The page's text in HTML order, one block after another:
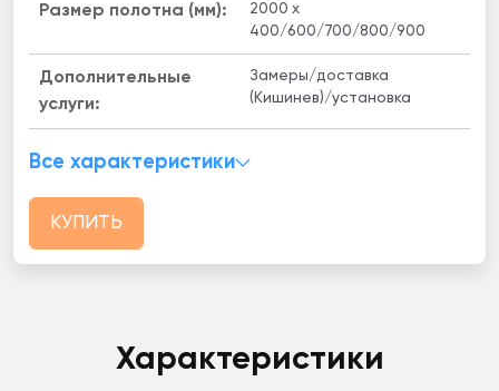
Размер полотна (мм):
2000 x
400/600/700/800/900
Дополнительные
услуги:
Замеры/доставка
(Кишинев)/установка
Все характеристики
КУПИТЬ
Характеристики